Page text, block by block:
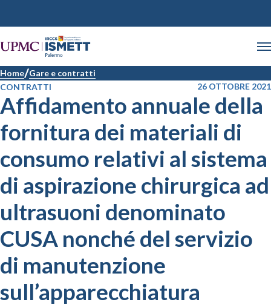
Home Gare e contratti
CONTRATTI
26 OTTOBRE 2021
Affidamento annuale della
fornitura dei materiali di
consumo relativi al sistema
di aspirazione chirurgica ad
ultrasuoni denominato
CUSA nonché del servizio
di manutenzione
sull’apparecchiatura